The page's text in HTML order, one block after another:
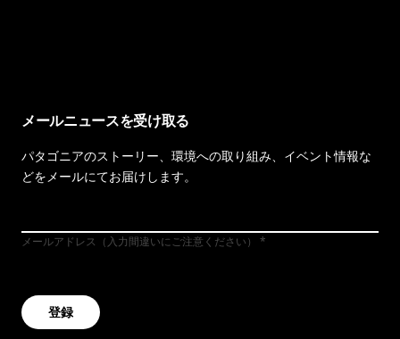
メールニュースを受け取る
パタゴニアのストーリー、環境への取り組み、イベント情報な
どをメールにてお届けします。
メールアドレス（入力間違いにご注意ください）
登録